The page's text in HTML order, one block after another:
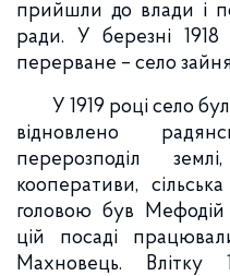
прийшли до влади і
ради. У березні
перерване – село
У 1919 році село
відновлено
перерозподіл
кооперативи,
головою був Мефодій
цій посаді
Махновець. Влітку